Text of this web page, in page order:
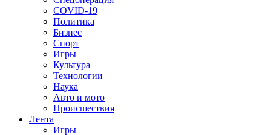
COVID-19
Политика
Бизнес
Спорт
Игры
Культура
Технологии
Наука
Авто и мото
Происшествия
Лента
Игры